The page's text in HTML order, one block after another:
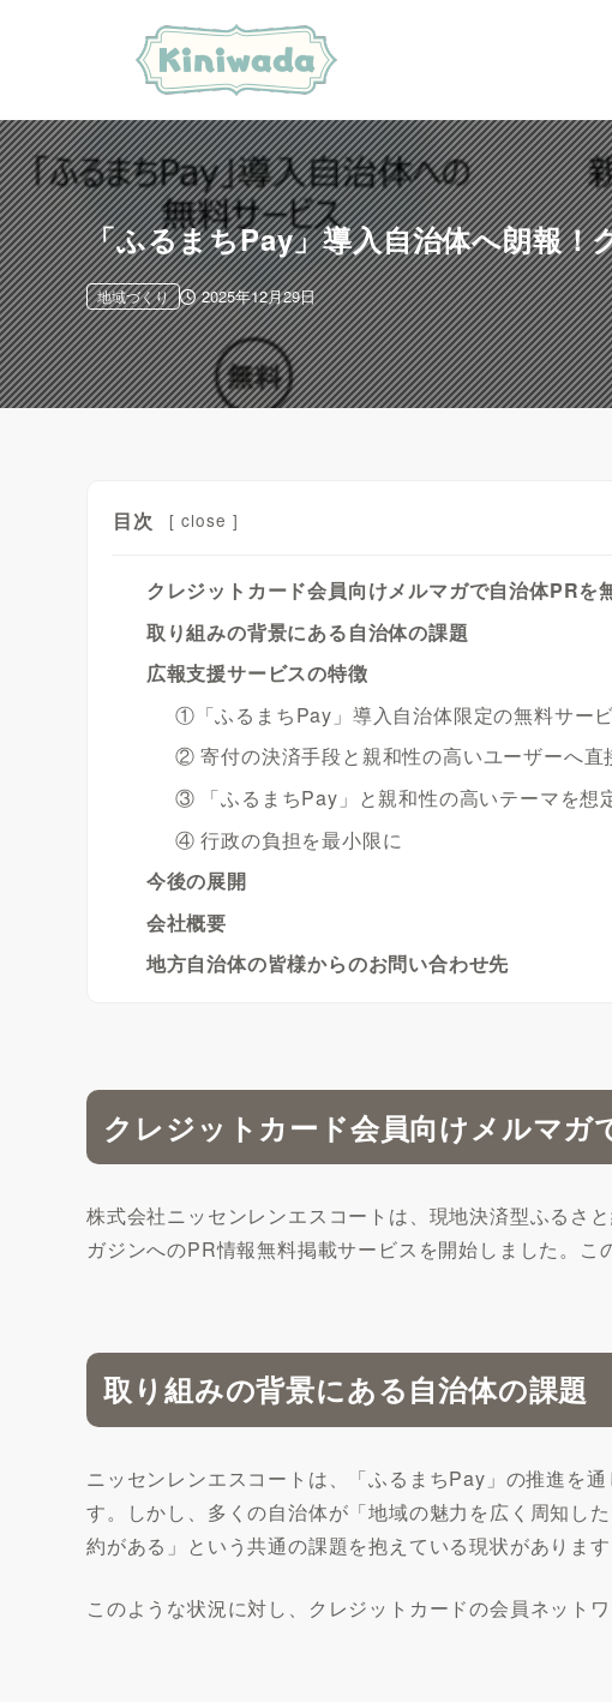
「ふるまちPay」導入自治体へ朗報
2025年12月29日
地域づくり
目次 [ close ]
クレジットカード会員向けメルマガで自治体PRを
取り組みの背景にある自治体の課題
広報支援サービスの特徴
①「ふるまちPay」導入自治体限定の無料サー
② 寄付の決済手段と親和性の高いユーザーへ直
③ 「ふるまちPay」と親和性の高いテーマを想
④ 行政の負担を最小限に
今後の展開
会社概要
地方自治体の皆様からのお問い合わせ先
クレジットカード会員向けメルマガ
株式会社ニッセンレンエスコートは、現地決済型ふるさ
ガジンへのPR情報無料掲載サービスを開始しました。
取り組みの背景にある自治体の課題
ニッセンレンエスコートは、「ふるまちPay」の推進を
す。しかし、多くの自治体が「地域の魅力を広く周知し
約がある」という共通の課題を抱えている現状があります
このような状況に対し、クレジットカードの会員ネット